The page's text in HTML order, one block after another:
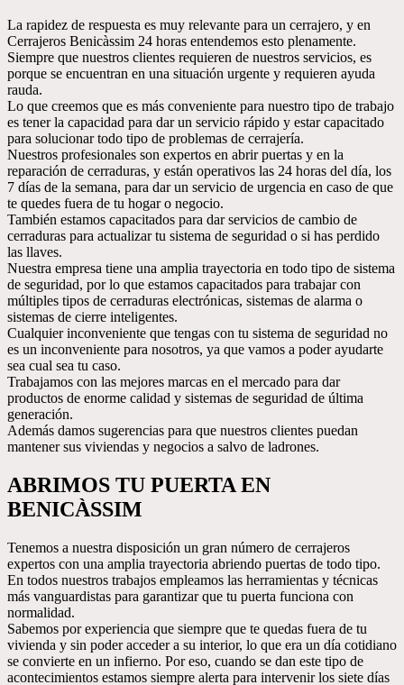
La rapidez de respuesta es muy relevante para un cerrajero, y en
Cerrajeros Benicàssim 24 horas entendemos esto plenamente.
Siempre que nuestros clientes requieren de nuestros servicios, es
porque se encuentran en una situación urgente y requieren ayuda
rauda.
Lo que creemos que es más conveniente para nuestro tipo de trabajo
es tener la capacidad para dar un servicio rápido y estar capacitado
para solucionar todo tipo de problemas de cerrajería.
Nuestros profesionales son expertos en abrir puertas y en la
reparación de cerraduras, y están operativos las 24 horas del día, los
7 días de la semana, para dar un servicio de urgencia en caso de que
te quedes fuera de tu hogar o negocio.
También estamos capacitados para dar servicios de cambio de
cerraduras para actualizar tu sistema de seguridad o si has perdido
las llaves.
Nuestra empresa tiene una amplia trayectoria en todo tipo de sistema
de seguridad, por lo que estamos capacitados para trabajar con
múltiples tipos de cerraduras electrónicas, sistemas de alarma o
sistemas de cierre inteligentes.
Cualquier inconveniente que tengas con tu sistema de seguridad no
es un inconveniente para nosotros, ya que vamos a poder ayudarte
sea cual sea tu caso.
Trabajamos con las mejores marcas en el mercado para dar
productos de enorme calidad y sistemas de seguridad de última
generación.
Además damos sugerencias para que nuestros clientes puedan
mantener sus viviendas y negocios a salvo de ladrones.
ABRIMOS TU PUERTA EN
BENICÀSSIM
Tenemos a nuestra disposición un gran número de cerrajeros
expertos con una amplia trayectoria abriendo puertas de todo tipo.
En todos nuestros trabajos empleamos las herramientas y técnicas
más vanguardistas para garantizar que tu puerta funciona con
normalidad.
Sabemos por experiencia que siempre que te quedas fuera de tu
vivienda y sin poder acceder a su interior, lo que era un día cotidiano
se convierte en un infierno. Por eso, cuando se dan este tipo de
acontecimientos estamos siempre alerta para intervenir los siete días